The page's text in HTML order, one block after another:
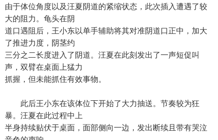
由于体位角度以及汪夏阴道的紧缩状态，此次插入遭遇了较
大的阻力。龟头在阴
道口遇阻后，王小东以单手辅助将其对准阴道口正中，加大
了推进力度，阴茎约
三分之二长度进入了阴道。汪夏在此刻发出了一声短促叫
声，双臂在桌面上猛力
抓握，但未能抓住有效事物。
此后王小东在该体位下开始了大力抽送。节奏较为狂
暴。汪夏在此过程中上
半身持续贴伏于桌面，面部侧向一边，发出断续且带有哭泣